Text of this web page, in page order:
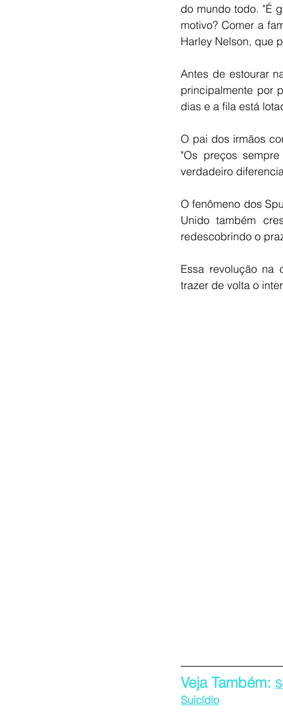
do mundo todo. "É
motivo? Comer a
Harley Nelson, que
Antes de estourar
principalmente por
dias e a fila está
O pai dos irmãos
"Os preços
verdadeiro
O fenômeno dos
Unido também
redescobrindo o
Essa revolução na
trazer de volta o
Veja Também:
Suicídio